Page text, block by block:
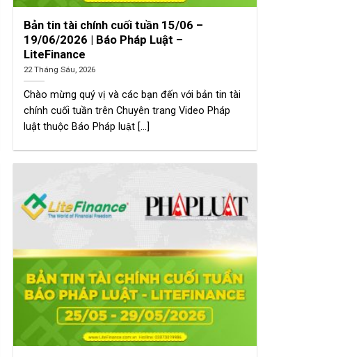
Bản tin tài chính cuối tuần 15/06 –
19/06/2026 | Báo Pháp Luật –
LiteFinance
22 Tháng Sáu, 2026
Chào mừng quý vị và các bạn đến với bản tin tài
chính cuối tuần trên Chuyên trang Video Pháp
luật thuộc Báo Pháp luật [...]